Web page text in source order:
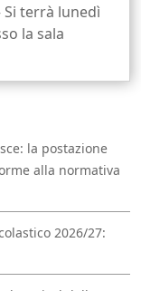
Si terrà lunedì
la sala
la postazione
alla normativa
2026/27: